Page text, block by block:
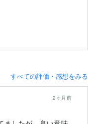
すべての評価・感想をみる
2ヶ月前